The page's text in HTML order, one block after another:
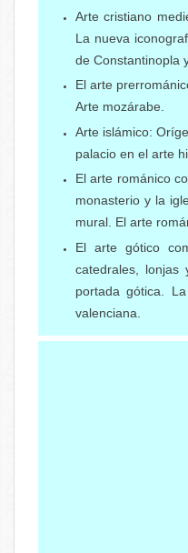
Arte cristiano
La nueva
de Constantinopla
El arte
Arte mozárabe.
Arte islámico:
palacio en el arte
El arte románico
monasterio y la
mural. El arte
El arte gótico
catedrales, lonjas
portada gótica.
valenciana.